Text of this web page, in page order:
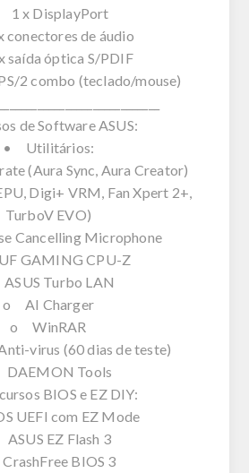
x DisplayPort
de áudio
óptica S/PDIF
2 combo (teclado/mouse)
de Software ASUS:
• Utilitários:
(Aura Sync, Aura Creator)
Digi+ VRM, Fan Xpert 2+,
TurboV EVO)
Cancelling Microphone
GAMING CPU-Z
Turbo LAN
o AI Charger
o WinRAR
virus (60 dias de teste)
Tools
BIOS e EZ DIY:
UEFI com EZ Mode
EZ Flash 3
BIOS 3